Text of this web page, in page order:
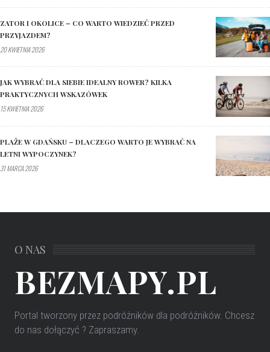
ZATOR I OKOLICE – CO WARTO WIEDZIEĆ PRZED
PRZYJAZDEM?
20 KWIETNIA 2026
JAK WYBRAĆ DLA SIEBIE IDEALNY ROWER? KILKA
PRAKTYCZNYCH WSKAZÓWEK
15 KWIETNIA 2026
PLAŻE W GDAŃSKU – DLACZEGO WARTO JE WYBRAĆ NA
LETNI WYPOCZYNEK?
31 MARCA 2026
O NAS
BEZMAPY.PL
Portal tworzony przez podróżników dla podróżników. Chcesz
do nas dołączyć ? Zapraszamy.